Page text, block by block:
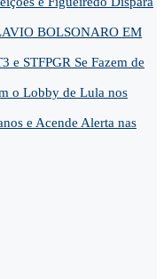
BOLSONARO EM
e STFPGR Se Fazem de
o Lobby de Lula nos
e Acende Alerta nas